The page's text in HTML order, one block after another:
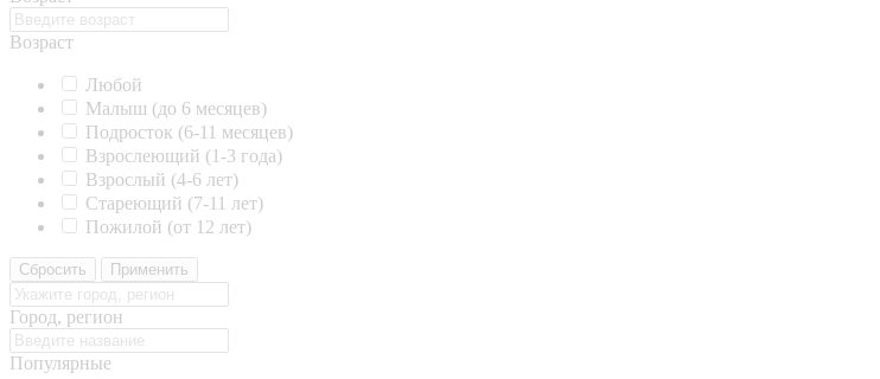
Возраст
Любой
Малыш (до 6 месяцев)
Подросток (6-11 месяцев)
Взрослеющий (1-3 года)
Взрослый (4-6 лет)
Стареющий (7-11 лет)
Пожилой (от 12 лет)
Сбросить Применить
Город, регион
Популярные